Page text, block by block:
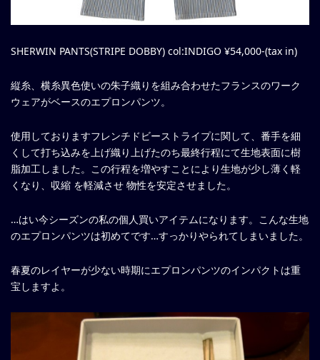
SHERWIN PANTS(STRIPE DOBBY) col:INDIGO ¥54,000-(tax in)
縦糸、横糸異色使いの朱子織りを組み合わせたフランスのワーク
ウェアがベースのエプロンパンツ。
使用しておりますフレンチドビーストライプに関して、番手を細
くして打ち込みを上げ織り上げたのち最終行程にて生地表面に樹
脂加工しました。この行程を増やすことにより生地が少し薄く軽
くなり、収縮 を軽減させ 物性を安定させました。
…はい今シーズンの私の個人買いアイテムになります。こんな生地
のエプロンパンツは初めてです…すっかりやられてしまいました。
春夏のレイヤーが少ない時期にエプロンパンツのインパクトは重
宝しますよ。